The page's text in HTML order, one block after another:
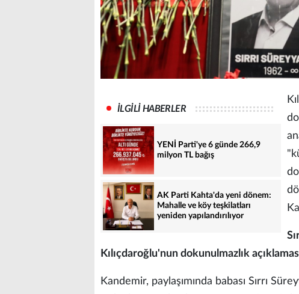
İLGİLİ HABERLER
YENİ Parti'ye 6 günde 266,9
milyon TL bağış
AK Parti Kahta'da yeni dönem:
Mahalle ve köy teşkilatları
yeniden yapılandırılıyor
Kılıçdaroğlu'nun dokunulmazlık
Kandemir, paylaşımında babası Sırrı